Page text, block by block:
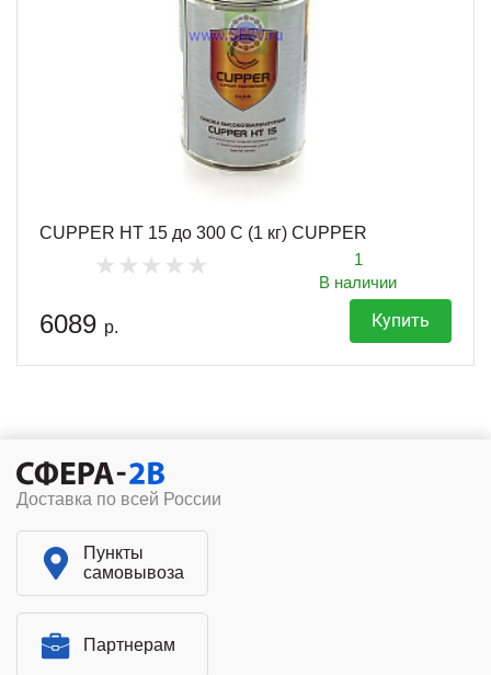
CUPPER HT 15 до 300 С (1 кг) CUPPER
1
В наличии
6089 р. Купить
Доставка по всей России
Пункты
самовывоза
Партнерам